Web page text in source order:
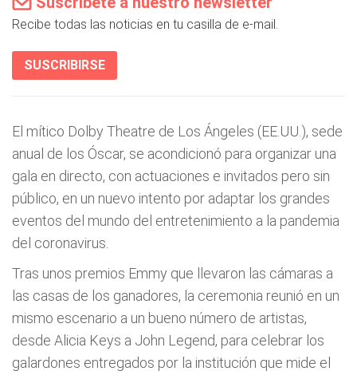
Recibe todas las noticias en tu casilla de e-mail.
SUSCRIBIRSE
El mítico Dolby Theatre de Los Ángeles (EE.UU.), sede
anual de los Óscar, se acondicionó para organizar una
gala en directo, con actuaciones e invitados pero sin
público, en un nuevo intento por adaptar los grandes
eventos del mundo del entretenimiento a la pandemia
del coronavirus.
Tras unos premios Emmy que llevaron las cámaras a
las casas de los ganadores, la ceremonia reunió en un
mismo escenario a un bueno número de artistas,
desde Alicia Keys a John Legend, para celebrar los
galardones entregados por la institución que mide el